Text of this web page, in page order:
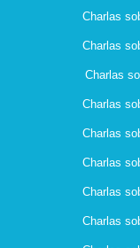
Charlas
Charlas
Charlas
Charlas
Charlas
Charlas
Charlas
Charlas